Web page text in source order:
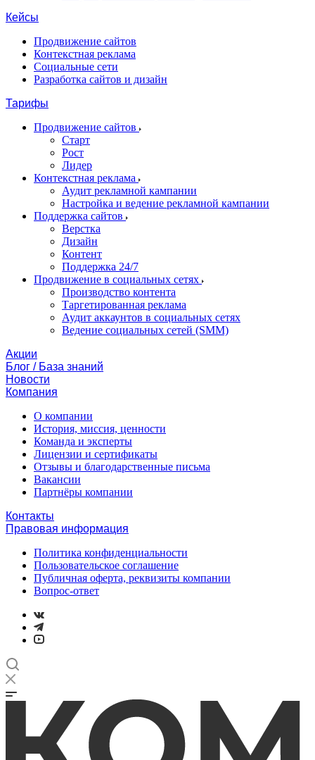
Кейсы
Продвижение сайтов
Контекстная реклама
Социальные сети
Разработка сайтов и дизайн
Тарифы
Продвижение сайтов
Старт
Рост
Лидер
Контекстная реклама
Аудит рекламной кампании
Настройка и ведение рекламной кампании
Поддержка сайтов
Верстка
Дизайн
Контент
Поддержка 24/7
Продвижение в социальных сетях
Производство контента
Таргетированная реклама
Аудит аккаунтов в социальных сетях
Ведение социальных сетей (SMM)
Акции
Блог / База знаний
Новости
Компания
О компании
История, миссия, ценности
Команда и эксперты
Лицензии и сертификаты
Отзывы и благодарственные письма
Вакансии
Партнёры компании
Контакты
Правовая информация
Политика конфиденциальности
Пользовательское соглашение
Публичная оферта, реквизиты компании
Вопрос-ответ